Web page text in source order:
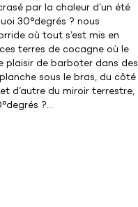
par la chaleur d’un été
30°degrés ? nous
où tout s’est mis en
terres de cocagne où le
plaisir de barboter dans des
sous le bras, du côté
d’autre du miroir terrestre,
?...